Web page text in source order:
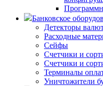
Банковское
Детекторы
Расходные
Сейфы
Счетчики и
Счетчики и
Терминалы
Уничтожители